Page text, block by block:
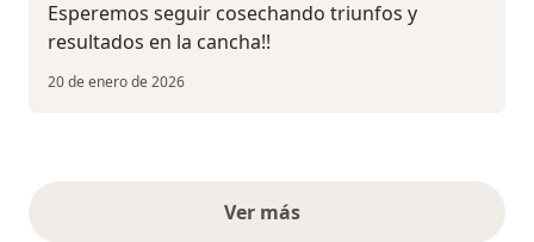
Esperemos seguir cosechando triunfos y
resultados en la cancha!!
20 de enero de 2026
Ver másopiniones anteriores